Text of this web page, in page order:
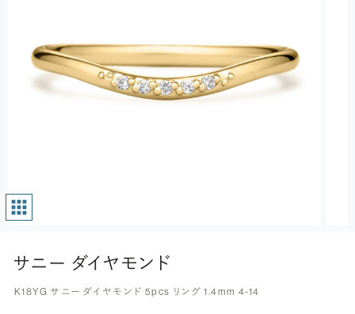
サニー ダイヤモンド
K18YG サニー ダイヤモンド 5pcs リング 1.4mm 4-14